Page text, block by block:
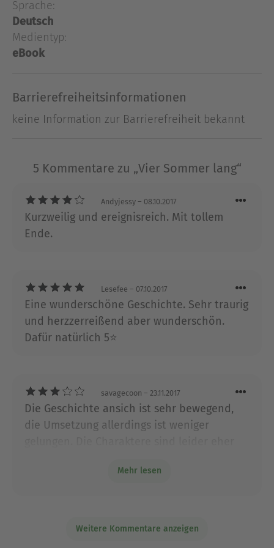
weiß, dass sie dabei nicht nur sich selbst, sondern
auch ihre Familie in große Gefahr bringt. Denn es
ist Krieg und der kleine Daniel ist geflohen.
Sprache:
Deutsch
Medientyp:
eBook
Barrierefreiheitsinformationen
keine Information zur Barrierefreiheit bekannt
5 Kommentare zu „Vier Sommer lang“
Andyjessy – 08.10.2017
Kurzweilig und ereignisreich. Mit tollem
Ende.
Lesefee – 07.10.2017
Eine wunderschöne Geschichte. Sehr traurig
und herzzerreißend aber wunderschön.
Dafür natürlich 5⭐️
savagecoon – 23.11.2017
Die Geschichte ansich ist sehr bewegend,
die Umsetzung allerdings ist weniger
klingen teilweise übermäßig weihevoll und
Rechtschreib- und Grammatikfehler
Mehr lesen
Weitere Kommentare anzeigen